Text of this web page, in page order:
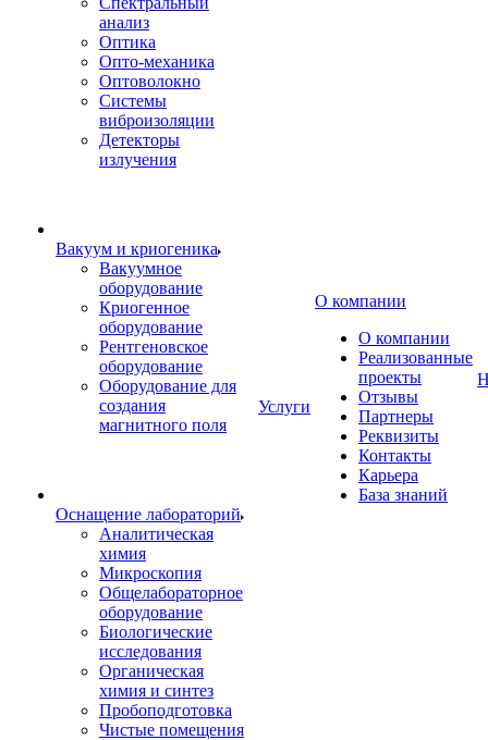
анализ
Оптика
Опто-механика
Оптоволокно
Системы
виброизоляции
Детекторы
излучения
Вакуум и криогеника
Вакуумное
оборудование
Криогенное
оборудование
Рентгеновское
оборудование
Оборудование для
создания
магнитного поля
Оснащение лабораторий
Аналитическая
химия
Микроскопия
Общелабораторное
оборудование
Биологические
исследования
Органическая
химия и синтез
Пробоподготовка
Чистые помещения
Услуги
О компании
О компании
Реализованные
проекты
Отзывы
Партнеры
Реквизиты
Контакты
Карьера
База знаний